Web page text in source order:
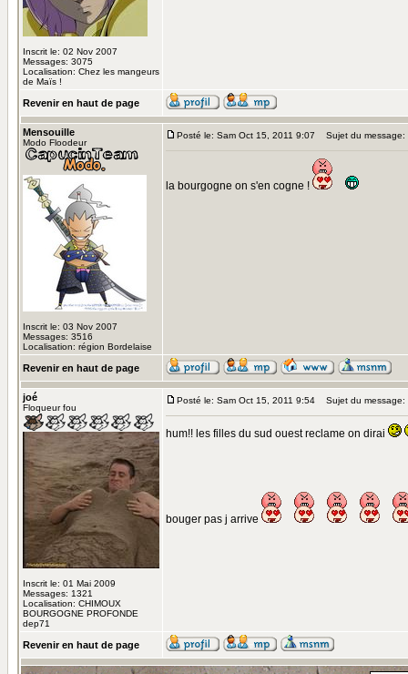
Inscrit le: 02 Nov 2007
Messages: 3075
Localisation: Chez les mangeurs
de Maïs !
Revenir en haut de page
Mensouille
Modo Floodeur
Inscrit le: 03 Nov 2007
Messages: 3516
Localisation: région Bordelaise
Posté le: Sam Oct 15, 2011 9:07 Sujet du message:
la bourgogne on s'en cogne !
Revenir en haut de page
joé
Floqueur fou
Inscrit le: 01 Mai 2009
Messages: 1321
Localisation: CHIMOUX
BOURGOGNE PROFONDE
dep71
Posté le: Sam Oct 15, 2011 9:54 Sujet du message:
hum!! les filles du sud ouest reclame on dirai
bouger pas j arrive
Revenir en haut de page